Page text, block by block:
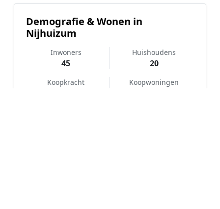
Demografie & Wonen in
Nijhuizum
Inwoners
45
Huishoudens
20
Koopkracht Koopwoningen